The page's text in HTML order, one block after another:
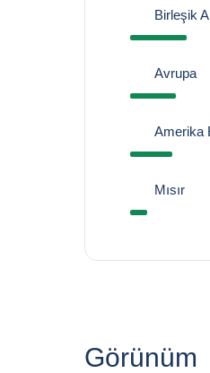
Birleşik
Avrupa
Amerika
Mısır
Görünüm